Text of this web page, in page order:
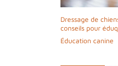
Dressage de
conseils pour
Éducation canine